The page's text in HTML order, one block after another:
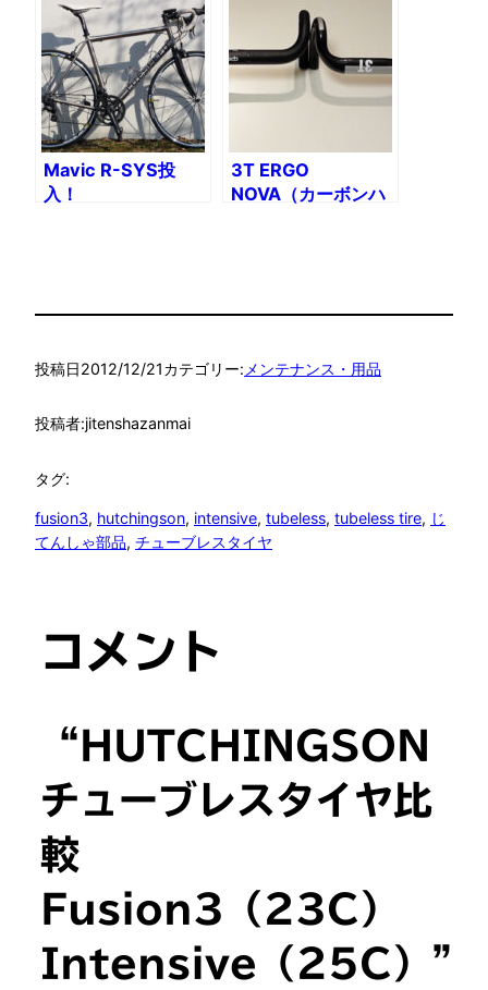
Mavic R-SYS投
入！
3T ERGO
NOVA（カーボンハ
投稿日2012/12/21カテゴリー: メンテナンス・用品
投稿者:jitenshazanmai
タグ:
fusion3, hutchingson, intensive, tubeless, tubeless tire, じ
てんしゃ部品, チューブレスタイヤ
コメント
“HUTCHINGSON
チューブレスタイヤ比
較
Fusion3（23C）
Intensive（25C）”